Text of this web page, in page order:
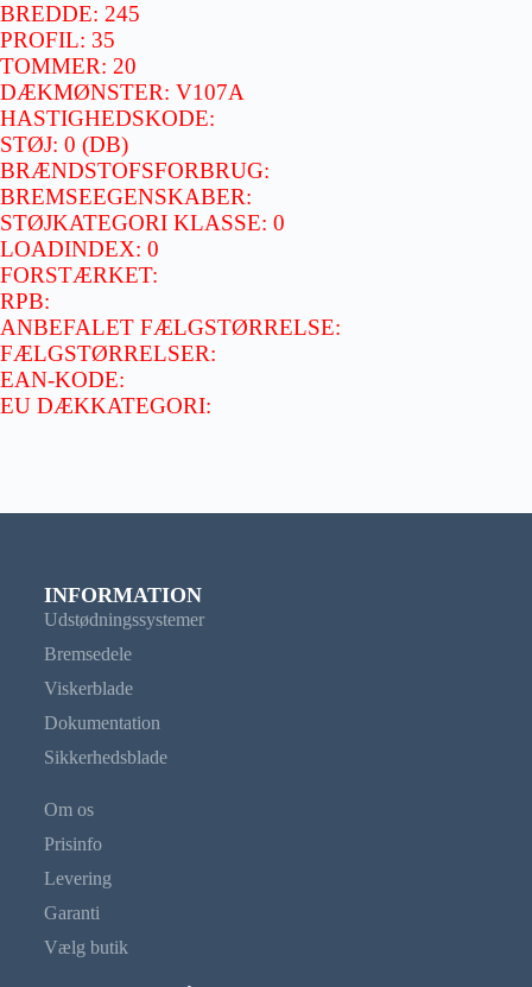
BREDDE: 245
PROFIL: 35
TOMMER: 20
DÆKMØNSTER: V107A
HASTIGHEDSKODE:
STØJ: 0 (DB)
BRÆNDSTOFSFORBRUG:
BREMSEEGENSKABER:
STØJKATEGORI KLASSE: 0
LOADINDEX: 0
FORSTÆRKET:
RPB:
ANBEFALET FÆLGSTØRRELSE:
FÆLGSTØRRELSER:
EAN-KODE:
EU DÆKKATEGORI:
INFORMATION
Udstødningssystemer
Bremsedele
Viskerblade
Dokumentation
Sikkerhedsblade
Om os
Prisinfo
Levering
Garanti
Vælg butik